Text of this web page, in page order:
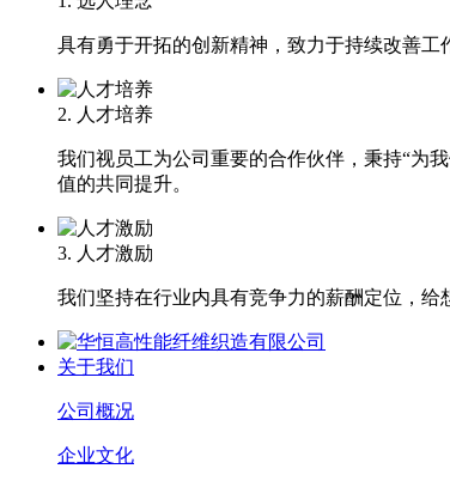
具有勇于开拓的创新精神，致力于持续改善工
2. 人才培养
我们视员工为公司重要的合作伙伴，秉持“为
值的共同提升。
3. 人才激励
我们坚持在行业内具有竞争力的薪酬定位，
关于我们
公司概况
企业文化